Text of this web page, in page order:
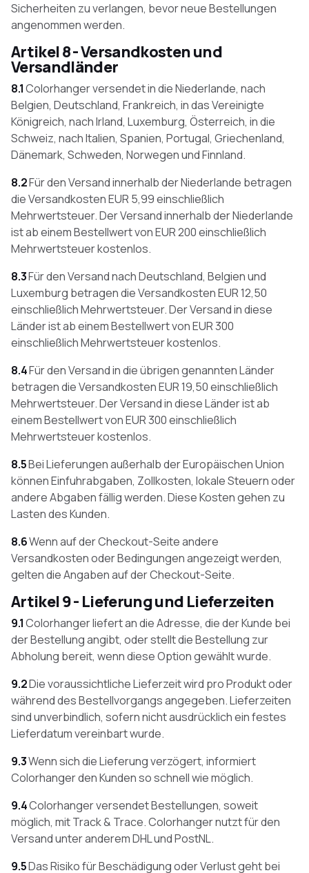
Sicherheiten zu verlangen, bevor neue Bestellungen
angenommen werden.
Artikel 8 - Versandkosten und
Versandländer
8.1Colorhanger versendet in die Niederlande, nach
Belgien, Deutschland, Frankreich, in das Vereinigte
Königreich, nach Irland, Luxemburg, Österreich, in die
Schweiz, nach Italien, Spanien, Portugal, Griechenland,
Dänemark, Schweden, Norwegen und Finnland.
8.2Für den Versand innerhalb der Niederlande betragen
die Versandkosten EUR 5,99 einschließlich
Mehrwertsteuer. Der Versand innerhalb der Niederlande
ist ab einem Bestellwert von EUR 200 einschließlich
Mehrwertsteuer kostenlos.
8.3Für den Versand nach Deutschland, Belgien und
Luxemburg betragen die Versandkosten EUR 12,50
einschließlich Mehrwertsteuer. Der Versand in diese
Länder ist ab einem Bestellwert von EUR 300
einschließlich Mehrwertsteuer kostenlos.
8.4Für den Versand in die übrigen genannten Länder
betragen die Versandkosten EUR 19,50 einschließlich
Mehrwertsteuer. Der Versand in diese Länder ist ab
einem Bestellwert von EUR 300 einschließlich
Mehrwertsteuer kostenlos.
8.5Bei Lieferungen außerhalb der Europäischen Union
können Einfuhrabgaben, Zollkosten, lokale Steuern oder
andere Abgaben fällig werden. Diese Kosten gehen zu
Lasten des Kunden.
8.6Wenn auf der Checkout-Seite andere
Versandkosten oder Bedingungen angezeigt werden,
gelten die Angaben auf der Checkout-Seite.
Artikel 9 - Lieferung und Lieferzeiten
9.1Colorhanger liefert an die Adresse, die der Kunde bei
der Bestellung angibt, oder stellt die Bestellung zur
Abholung bereit, wenn diese Option gewählt wurde.
9.2Die voraussichtliche Lieferzeit wird pro Produkt oder
während des Bestellvorgangs angegeben. Lieferzeiten
sind unverbindlich, sofern nicht ausdrücklich ein festes
Lieferdatum vereinbart wurde.
9.3Wenn sich die Lieferung verzögert, informiert
Colorhanger den Kunden so schnell wie möglich.
9.4Colorhanger versendet Bestellungen, soweit
möglich, mit Track & Trace. Colorhanger nutzt für den
Versand unter anderem DHL und PostNL.
9.5Das Risiko für Beschädigung oder Verlust geht bei